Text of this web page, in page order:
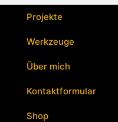
Projekte
Werkzeuge
Über mich
Kontaktformular
Shop